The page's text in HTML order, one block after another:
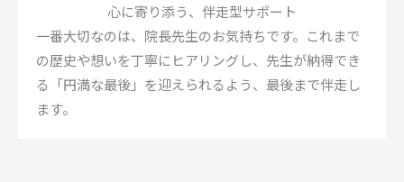
心に寄り添う、伴走型サポート
一番大切なのは、院長先生のお気持ちです。これまで
の歴史や想いを丁寧にヒアリングし、先生が納得でき
る「円満な最後」を迎えられるよう、最後まで伴走し
ます。